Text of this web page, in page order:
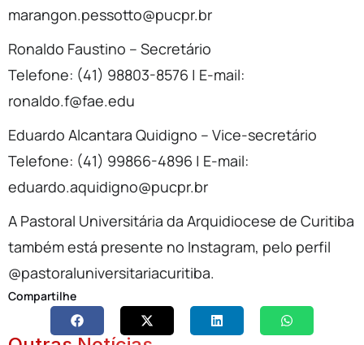
marangon.pessotto@pucpr.br
Ronaldo Faustino – Secretário
Telefone: (41) 98803-8576 | E-mail:
ronaldo.f@fae.edu
Eduardo Alcantara Quidigno – Vice-secretário
Telefone: (41) 99866-4896 | E-mail:
eduardo.aquidigno@pucpr.br
A Pastoral Universitária da Arquidiocese de Curitiba
também está presente no Instagram, pelo perfil
@pastoraluniversitariacuritiba.
Compartilhe